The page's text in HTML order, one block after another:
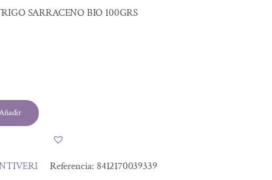
SARRACENO BIO 100GRS
Referencia: 8412170039339